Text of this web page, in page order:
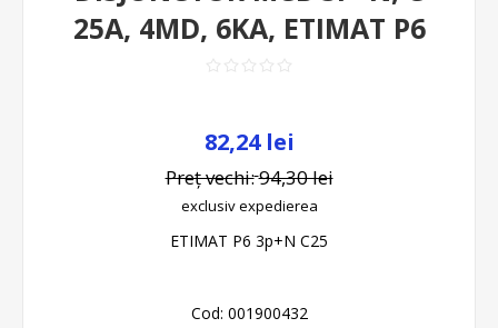
25A, 4MD, 6KA, ETIMAT P6
82,24 lei
Preț vechi:94,30 lei
exclusivexpedierea
ETIMAT P6 3p+N C25
Cod: 001900432